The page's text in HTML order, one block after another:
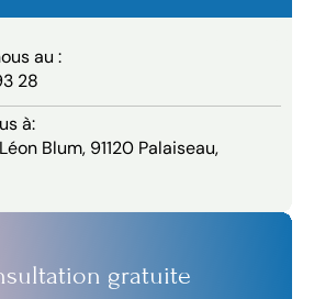
au :
28
à:
Blum, 91120 Palaiseau,
gratuite